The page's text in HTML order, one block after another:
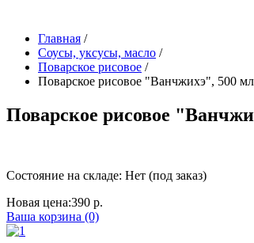
Главная /
Соусы, уксусы, масло /
Поварское рисовое /
Поварское рисовое "Ванчжихэ", 500 мл
Поварское рисовое
Состояние на складе: Нет (под заказ)
Новая цена:390 р.
Ваша корзина (0)